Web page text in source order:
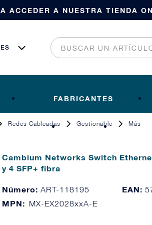
ACCEDER A NUESTRA TIENDA
FABRICANTES
Redes Cableadas Gestionable Más
Cambium Networks Switch
y 4 SFP+ fibra
Número:ART-118195 EAN:
MPN: MX-EX2028xxA-E